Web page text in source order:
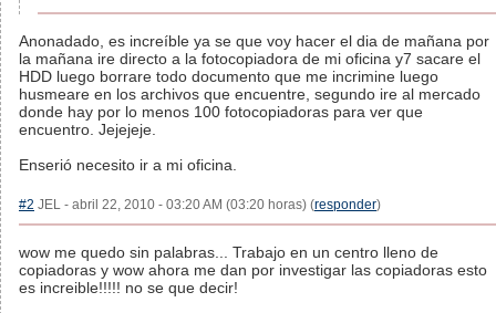
Anonadado, es increíble ya se que voy hacer el dia de mañana por
la mañana ire directo a la fotocopiadora de mi oficina y7 sacare el
HDD luego borrare todo documento que me incrimine luego
husmeare en los archivos que encuentre, segundo ire al mercado
donde hay por lo menos 100 fotocopiadoras para ver que
encuentro. Jejejeje.
Enserió necesito ir a mi oficina.
#2 JEL - abril 22, 2010 - 03:20 AM (03:20 horas) (responder)
wow me quedo sin palabras... Trabajo en un centro lleno de
copiadoras y wow ahora me dan por investigar las copiadoras esto
es increible!!!!! no se que decir!